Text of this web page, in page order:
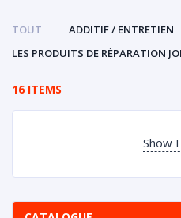
TOUT
ADDITIF / ENTRETIEN
LES PRODUITS DE RÉPARATION
16 ITEMS
Show